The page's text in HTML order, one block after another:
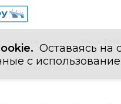
Оставаясь на
с
новости